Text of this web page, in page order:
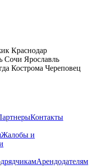
Краснодар
Сочи Ярославль
Кострома Череповец
Контакты
Жалобы и
Арендодателям